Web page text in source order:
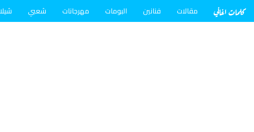
كلمات اغاني مقالات فنانين البومات مهرجانات شعبي